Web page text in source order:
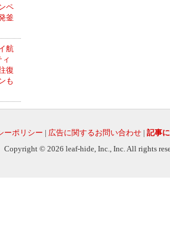
ペ
釜
航
ィ
復
も
ーポリシー | 広告に関するお問い合わせ | 記事
Copyright © 2026 leaf-hide, Inc., Inc. All rights